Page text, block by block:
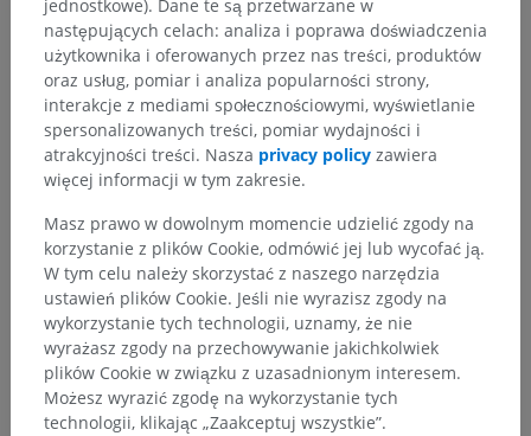
jednostkowe). Dane te są przetwarzane w
następujących celach: analiza i poprawa doświadczenia
użytkownika i oferowanych przez nas treści, produktów
oraz usług, pomiar i analiza popularności strony,
interakcje z mediami społecznościowymi, wyświetlanie
spersonalizowanych treści, pomiar wydajności i
atrakcyjności treści. Nasza privacy policy zawiera
więcej informacji w tym zakresie.
Masz prawo w dowolnym momencie udzielić zgody na
korzystanie z plików Cookie, odmówić jej lub wycofać ją.
W tym celu należy skorzystać z naszego narzędzia
ustawień plików Cookie. Jeśli nie wyrazisz zgody na
wykorzystanie tych technologii, uznamy, że nie
wyrażasz zgody na przechowywanie jakichkolwiek
plików Cookie w związku z uzasadnionym interesem.
Możesz wyrazić zgodę na wykorzystanie tych
technologii, klikając „Zaakceptuj wszystkie”.